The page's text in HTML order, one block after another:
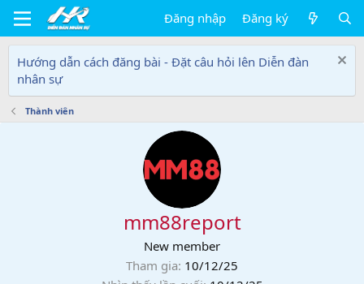
Đăng nhập Đăng ký
Hướng dẫn cách đăng bài - Đặt câu hỏi lên Diễn đàn
nhân sự
Thành viên
mm88report
New member
Tham gia 10/12/25